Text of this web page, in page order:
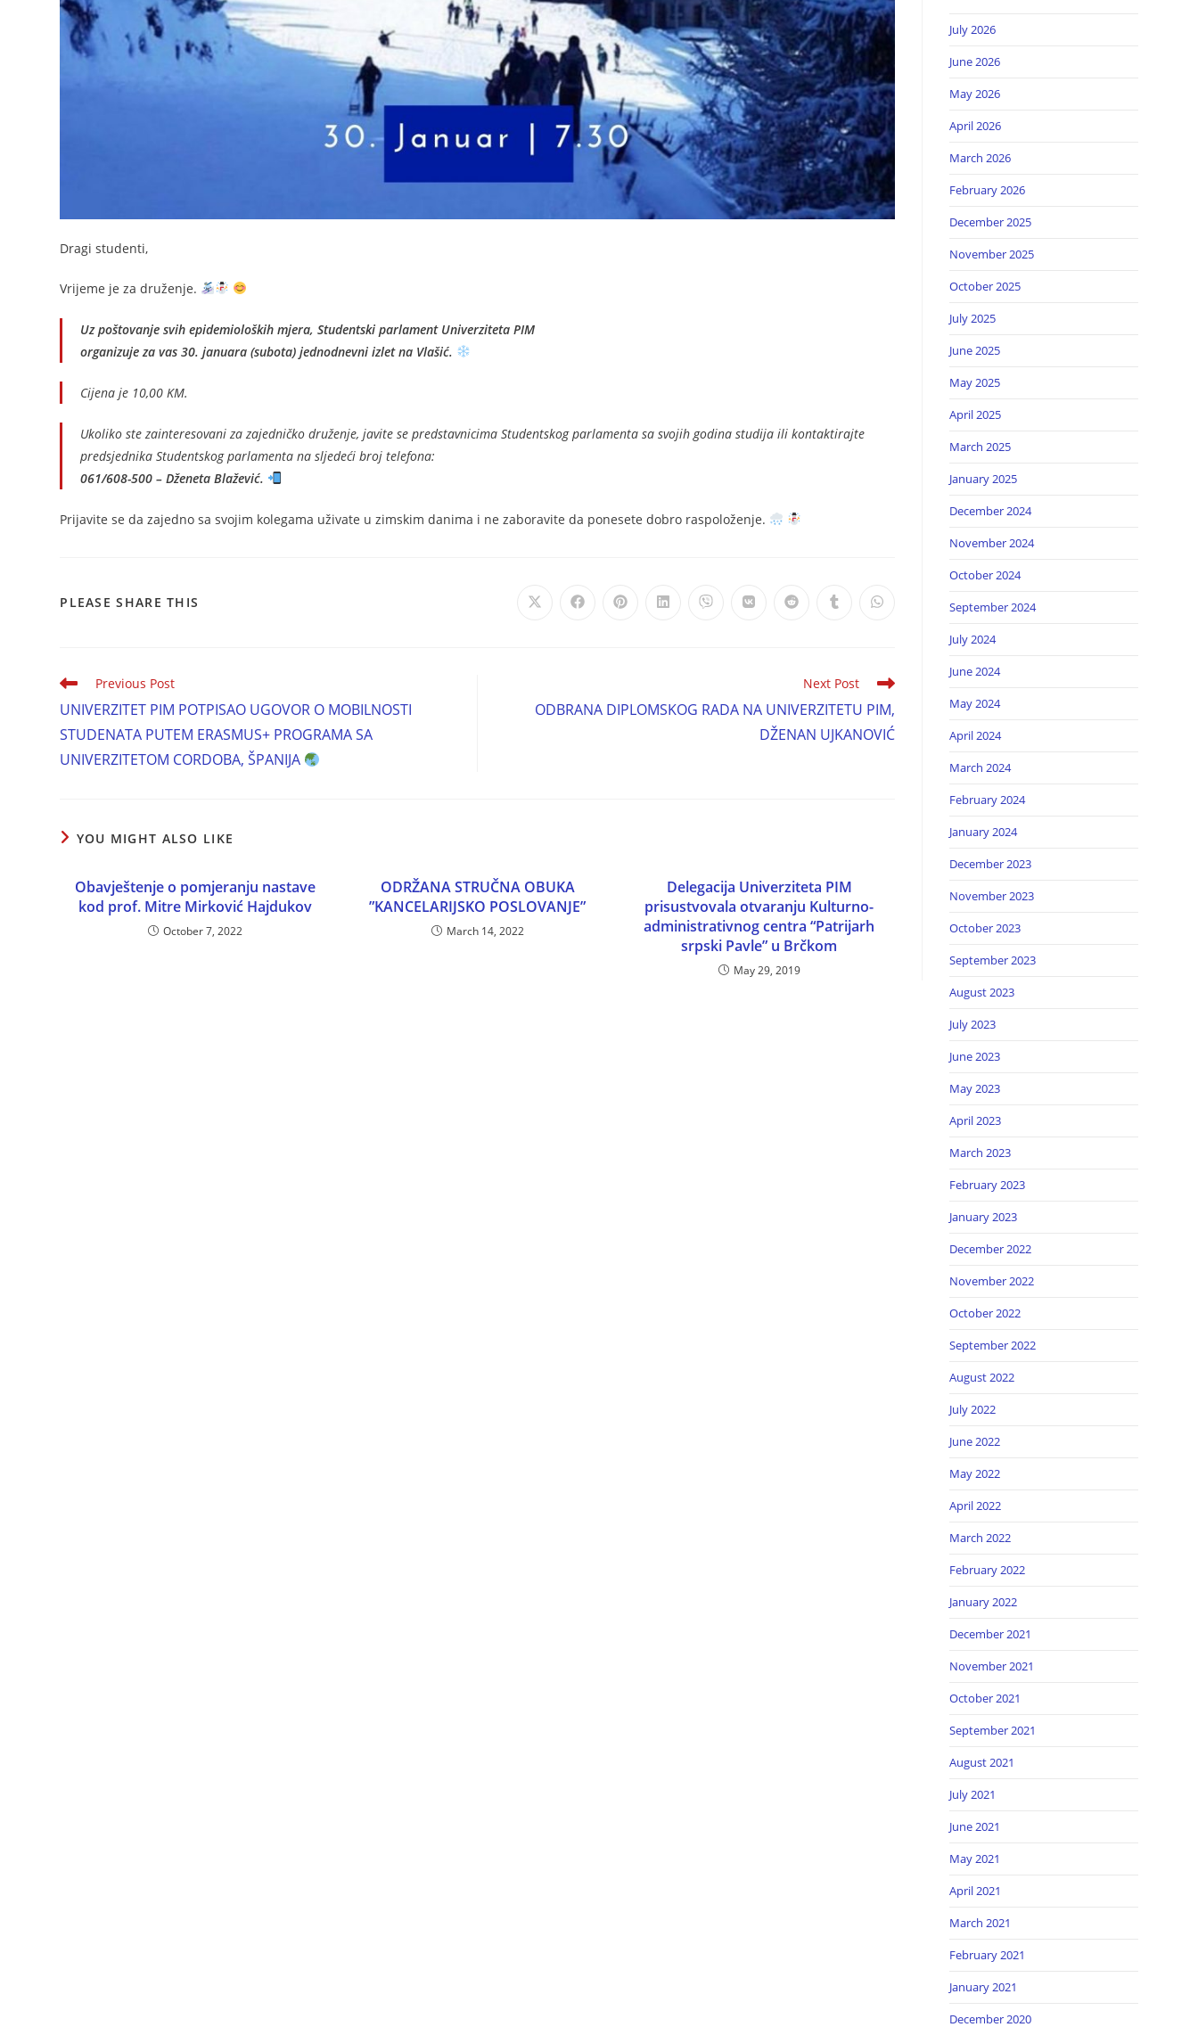
Dragi studenti,
Vrijeme je za druženje.
Uz poštovanje svih epidemioloških mjera, Studentski parlament Univerziteta PIM
organizuje za vas 30. januara (subota) jednodnevni izlet na Vlašić.
Cijena je 10,00 KM.
Ukoliko ste zainteresovani za zajedničko druženje, javite se predstavnicima Studentskog parlamenta sa svojih godina studija ili kontaktirajte
predsjednika Studentskog parlamenta na sljedeći broj telefona:
061/608-500 – Dženeta Blažević.
Prijavite se da zajedno sa svojim kolegama uživate u zimskim danima i ne zaboravite da ponesete dobro raspoloženje.
PLEASE SHARE THIS
Previous Post
UNIVERZITET PIM POTPISAO UGOVOR O MOBILNOSTI
STUDENATA PUTEM ERASMUS+ PROGRAMA SA
UNIVERZITETOM CORDOBA, ŠPANIJA
Next Post
ODBRANA DIPLOMSKOG RADA NA UNIVERZITETU PIM,
DŽENAN UJKANOVIĆ
YOU MIGHT ALSO LIKE
Obavještenje o pomjeranju nastave
kod prof. Mitre Mirković Hajdukov
October 7, 2022
ODRŽANA STRUČNA OBUKA
”KANCELARIJSKO POSLOVANJE”
March 14, 2022
Delegacija Univerziteta PIM
prisustvovala otvaranju Kulturno-
administrativnog centra “Patrijarh
srpski Pavle” u Brčkom
May 29, 2019
July 2026
June 2026
May 2026
April 2026
March 2026
February 2026
December 2025
November 2025
October 2025
July 2025
June 2025
May 2025
April 2025
March 2025
January 2025
December 2024
November 2024
October 2024
September 2024
July 2024
June 2024
May 2024
April 2024
March 2024
February 2024
January 2024
December 2023
November 2023
October 2023
September 2023
August 2023
July 2023
June 2023
May 2023
April 2023
March 2023
February 2023
January 2023
December 2022
November 2022
October 2022
September 2022
August 2022
July 2022
June 2022
May 2022
April 2022
March 2022
February 2022
January 2022
December 2021
November 2021
October 2021
September 2021
August 2021
July 2021
June 2021
May 2021
April 2021
March 2021
February 2021
January 2021
December 2020